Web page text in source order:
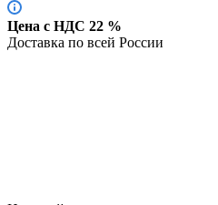
Цена с НДС 22 %
Доставка по всей России